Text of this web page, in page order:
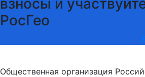
РосГео
Общественная организация